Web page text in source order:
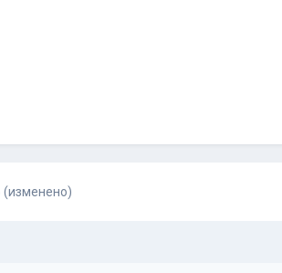
(изменено)